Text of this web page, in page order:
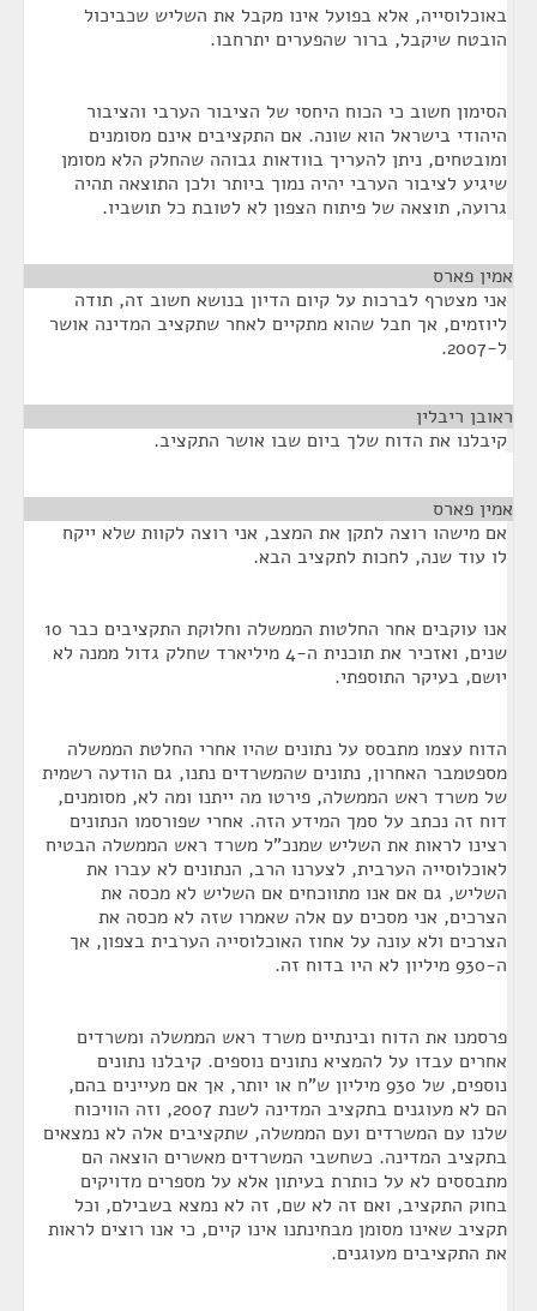
באוכלוסייה, אלא בפועל אינו מקבל את השליש שכביכול
הובטח שיקבל, ברור שהפערים יתרחבו.
הסימון חשוב כי הכוח היחסי של הציבור הערבי והציבור
היהודי בישראל הוא שונה. אם התקציבים אינם מסומנים
ומובטחים, ניתן להעריך בוודאות גבוהה שהחלק הלא מסומן
שיגיע לציבור הערבי יהיה נמוך ביותר ולכן התוצאה תהיה
גרועה, תוצאה של פיתוח הצפון לא לטובת כל תושביו.
אמין פארס
אני מצטרף לברכות על קיום הדיון בנושא חשוב זה, תודה
ליוזמים, אך חבל שהוא מתקיים לאחר שתקציב המדינה אושר
ל-2007.
ראובן ריבלין
קיבלנו את הדוח שלך ביום שבו אושר התקציב.
אמין פארס
אם מישהו רוצה לתקן את המצב, אני רוצה לקוות שלא ייקח
לו עוד שנה, לחכות לתקציב הבא.
אנו עוקבים אחר החלטות הממשלה וחלוקת התקציבים כבר 10
שנים, ואזכיר את תוכנית ה-4 מיליארד שחלק גדול ממנה לא
יושם, בעיקר התוספתי.
הדוח עצמו מתבסס על נתונים שהיו אחרי החלטת הממשלה
מספטמבר האחרון, נתונים שהמשרדים נתנו, גם הודעה רשמית
של משרד ראש הממשלה, פירטו מה ייתנו ומה לא, מסומנים,
דוח זה נכתב על סמך המידע הזה. אחרי שפורסמו הנתונים
רצינו לראות את השליש שמנכ"ל משרד ראש הממשלה הבטיח
לאוכלוסייה הערבית, לצערנו הרב, הנתונים לא עברו את
השליש, גם אם אנו מתווכחים אם השליש לא מכסה את
הצרכים, אני מסכים עם אלה שאמרו שזה לא מכסה את
הצרכים ולא עונה על אחוז האוכלוסייה הערבית בצפון, אך
ה-930 מיליון לא היו בדוח זה.
פרסמנו את הדוח ובינתיים משרד ראש הממשלה ומשרדים
אחרים עבדו על להמציא נתונים נוספים. קיבלנו נתונים
נוספים, של 930 מיליון ש"ח או יותר, אך אם מעיינים בהם,
הם לא מעוגנים בתקציב המדינה לשנת 2007, וזה הוויכוח
שלנו עם המשרדים ועם הממשלה, שתקציבים אלה לא נמצאים
בתקציב המדינה. כשחשבי המשרדים מאשרים הוצאה הם
מתבססים לא על כותרת בעיתון אלא על מספרים מדויקים
בחוק התקציב, ואם זה לא שם, זה לא נמצא בשבילם, וכל
תקציב שאינו מסומן מבחינתנו אינו קיים, כי אנו רוצים לראות
את התקציבים מעוגנים.